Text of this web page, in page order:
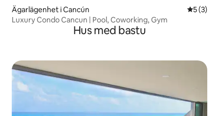
Ägarlägenhet i Cancún 5 av 5 i
5 (3)
Luxury Condo Cancun | Pool, Coworking, Gym
Hus med bastu